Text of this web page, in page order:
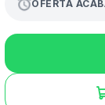
alarmOFERTA